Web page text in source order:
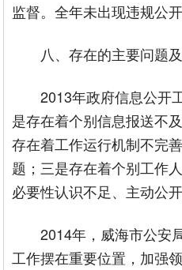
监督。全年未出现违规公
八、存在的主要问题及
2013年政府信息公开
是存在着个别信息报送不
存在着工作运行机制不完
题；三是存在着个别工作
必要性认识不足、主动公
2014年，威海市公安
工作摆在重要位置，加强